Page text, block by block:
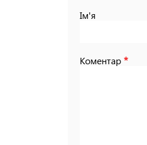
Ім'я
Коментар